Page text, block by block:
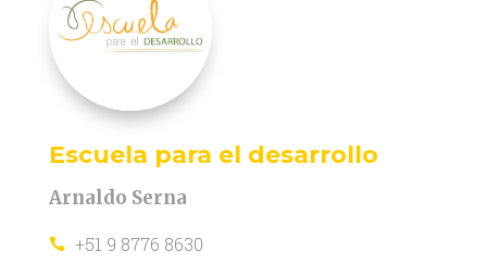
Escuela para el desarrollo
Arnaldo Serna
 +51 9 8776 8630